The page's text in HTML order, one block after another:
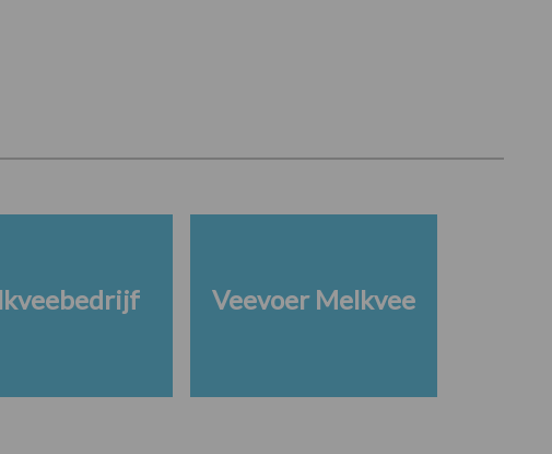
Veevoer Melkvee